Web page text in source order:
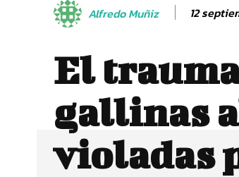
Alfredo Muñiz 12
El
gallinas
violadas